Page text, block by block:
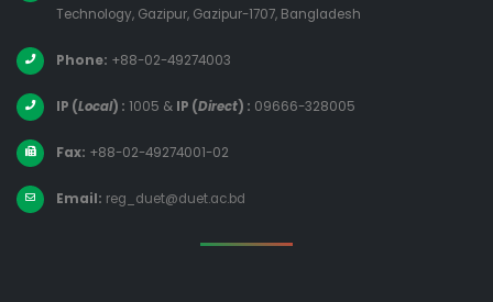
Technology, Gazipur, Gazipur-1707, Bangladesh
Phone: +88-02-49274003
IP (Local) : 1005 & IP (Direct) : 09666-328005
Fax: +88-02-49274001-02
Email: reg_duet@duet.ac.bd